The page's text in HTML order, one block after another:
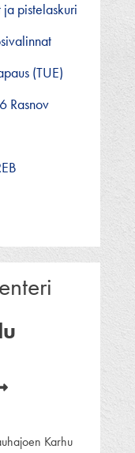
ja pistelaskuri
(TUE)
Rasnov
Karhu